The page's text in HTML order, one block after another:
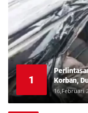
1
Korban,
Deli
16,Februari